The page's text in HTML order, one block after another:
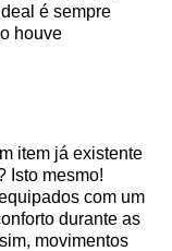
é sempre
houve
item já existente
Isto mesmo!
com um
durante as
movimentos